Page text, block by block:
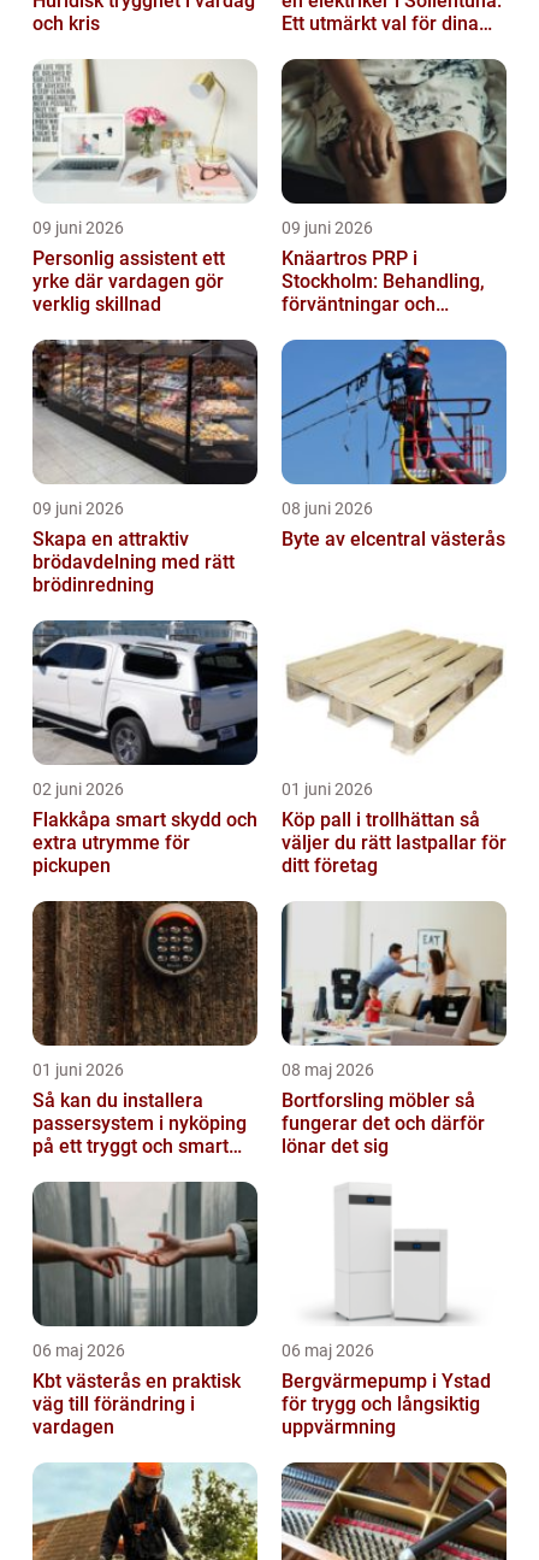
och kris
Ett utmärkt val för dina
09 juni 2026
Personlig assistent ett
yrke där vardagen gör
verklig skillnad
09 juni 2026
Knäartros PRP i
Stockholm: Behandling,
förväntningar och
09 juni 2026
Skapa en attraktiv
brödavdelning med rätt
brödinredning
08 juni 2026
Byte av elcentral västerås
02 juni 2026
Flakkåpa smart skydd och
extra utrymme för
pickupen
01 juni 2026
Köp pall i trollhättan så
väljer du rätt lastpallar för
ditt företag
01 juni 2026
Så kan du installera
passersystem i nyköping
på ett tryggt och smart
08 maj 2026
Bortforsling möbler så
fungerar det och därför
lönar det sig
06 maj 2026
Kbt västerås en praktisk
väg till förändring i
vardagen
06 maj 2026
Bergvärmepump i Ystad
för trygg och långsiktig
uppvärmning